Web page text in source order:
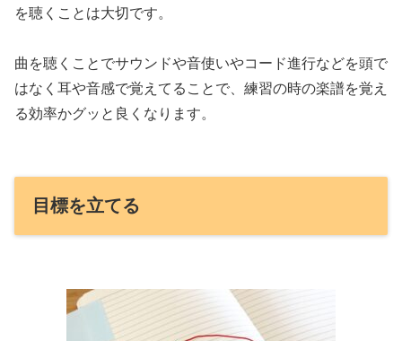
を聴くことは大切です。
曲を聴くことでサウンドや音使いやコード進行などを頭で
はなく耳や音感で覚えてることで、練習の時の楽譜を覚え
る効率かグッと良くなります。
目標を立てる